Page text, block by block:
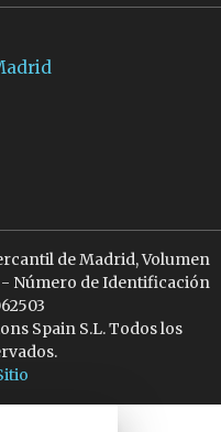
de Madrid, Volumen
- Número de Identificación
Spain S.L. Todos los